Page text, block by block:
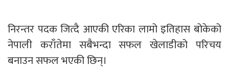
निरन्तर पदक जित्दै आएकी एरिका लामो इतिहास बोकेको
नेपाली कराँतेमा सबैभन्दा सफल खेलाडीको परिचय
बनाउन सफल भएकी छिन्।